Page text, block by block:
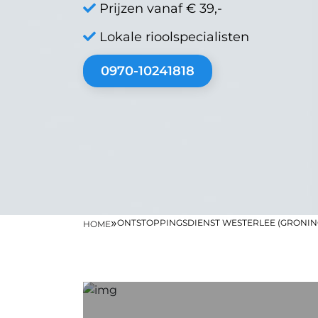
Prijzen vanaf € 39,-
Lokale rioolspecialisten
0970-10241818
HOME»ONTSTOPPINGSDIENST WESTERLEE